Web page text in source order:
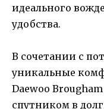
идеального
удобства.
В сочетании с
уникальные
Daewoo
спутником в